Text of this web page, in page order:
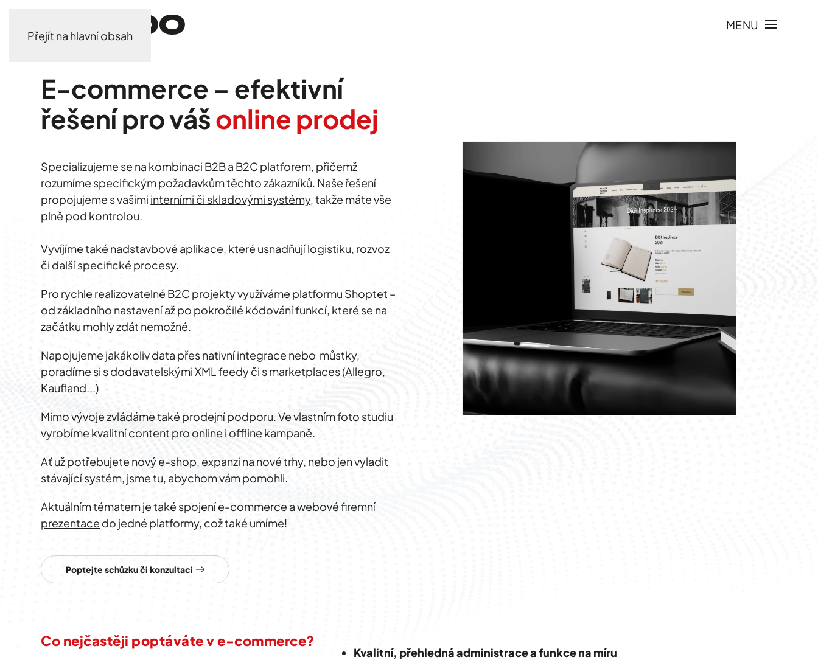
Přejít na hlavní obsah
E-commerce – efektivní
řešení pro vášonline prodej
Specializujeme se na kombinaci B2B a B2C platforem, přičemž
rozumíme specifickým požadavkům těchto zákazníků. Naše řešení
propojujeme s vašimi interními či skladovými systémy, takže máte vše
plně pod kontrolou.
Vyvíjíme také nadstavbové aplikace, které usnadňují logistiku, rozvoz
či další specifické procesy.
Pro rychle realizovatelné B2C projekty využíváme platformu Shoptet –
od základního nastavení až po pokročilé kódování funkcí, které se na
začátku mohly zdát nemožné.
Napojujeme jakákoliv data přes nativní integrace nebo můstky,
poradíme si s dodavatelskými XML feedy či s marketplaces (Allegro,
Kaufland...)
Mimo vývoje zvládáme také prodejní podporu. Ve vlastnímfoto studiu
vyrobíme kvalitní content pro online i offline kampaně.
Ať už potřebujete nový e-shop, expanzi na nové trhy, nebo jen vyladit
stávající systém, jsme tu, abychom vám pomohli.
Aktuálním tématem je také spojení e-commerce awebové firemní
prezentace do jedné platformy, což také umíme!
Poptejte schůzku či konzultaci
Co nejčastěji poptáváte v e-commerce?
Kvalitní, přehledná administrace a funkce na míru